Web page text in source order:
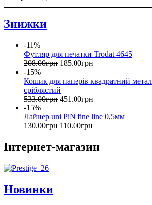
Знижки
-11%
Футляр для печатки Trodat 4645
208.00грн 185.00грн
-15%
Кошик для паперів квадратний
сріблястий
533.00грн 451 .00грн
-15%
Лайнер uni PiN fine line 0,5мм
130.00грн 110.00грн
Інтернет-магазин
Новинки